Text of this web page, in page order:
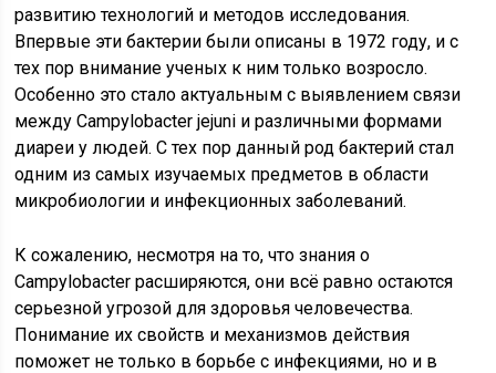
развитию технологий и методов исследования.
Впервые эти бактерии были описаны в 1972 году, и с
тех пор внимание ученых к ним только возросло.
Особенно это стало актуальным с выявлением связи
между Campylobacter jejuni и различными формами
диареи у людей. С тех пор данный род бактерий стал
одним из самых изучаемых предметов в области
микробиологии и инфекционных заболеваний.
К сожалению, несмотря на то, что знания о
Campylobacter расширяются, они всё равно остаются
серьезной угрозой для здоровья человечества.
Понимание их свойств и механизмов действия
поможет не только в борьбе с инфекциями, но и в